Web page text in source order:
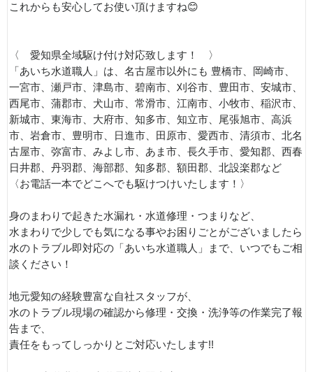
これからも安心してお使い頂けますね😊
〈 愛知県全域駆け付け対応致します！ 〉
「あいち水道職人」は、名古屋市以外にも 豊橋市、岡崎市、
一宮市、瀬戸市、津島市、碧南市、刈谷市、豊田市、安城市、
西尾市、蒲郡市、犬山市、常滑市、江南市、小牧市、稲沢市、
新城市、東海市、大府市、知多市、知立市、尾張旭市、高浜
市、岩倉市、豊明市、日進市、田原市、愛西市、清須市、北名
古屋市、弥富市、みよし市、あま市、長久手市、愛知郡、西春
日井郡、丹羽郡、海部郡、知多郡、額田郡、北設楽郡など
〈お電話一本でどこへでも駆けつけいたします！〉
身のまわりで起きた水漏れ・水道修理・つまりなど、
水まわりで少しでも気になる事やお困りごとがございましたら
水のトラブル即対応の「あいち水道職人」まで、いつでもご相
談ください！
地元愛知の経験豊富な自社スタッフが、
水のトラブル現場の確認から修理・交換・洗浄等の作業完了報
告まで、
責任をもってしっかりとご対応いたします!!